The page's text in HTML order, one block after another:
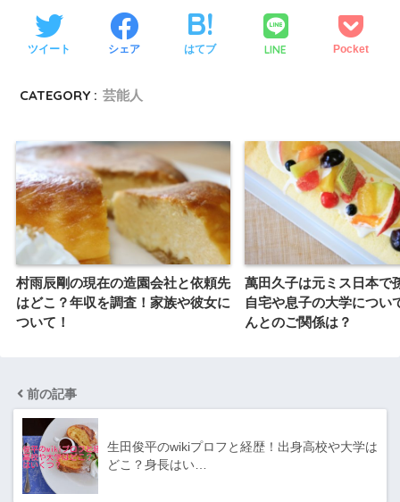
ツイート シェア はてブ LINE Pocket
CATEGORY : 芸能人
村雨辰剛の現在の造園会社と依頼先
はどこ？年収を調査！家族や彼女に
ついて！
萬田久子は元ミス日本で
自宅や息子の大学につい
んとのご関係は？
前の記事
生田俊平のwikiプロフと経歴！出身高校や大学は
どこ？身長はい…